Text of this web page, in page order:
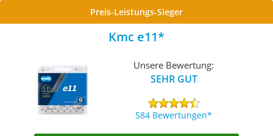
Preis-Leistungs-Sieger
Kmc e11
Unsere Bewertung:
SEHR GUT
584 Bewertungen